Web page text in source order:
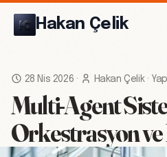
Hakan Çelik
28 Nis 2026 · Hakan Çelik·
Multi-Agent
Orkestrasyon